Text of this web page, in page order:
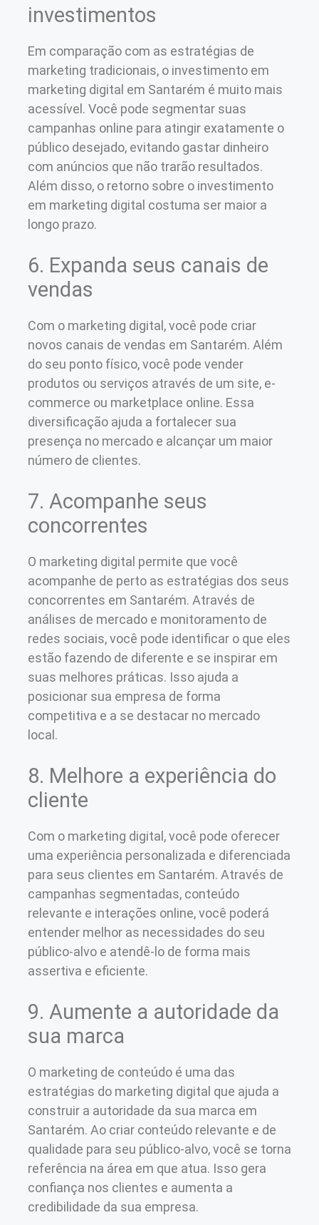
investimentos
Em comparação com as estratégias de
marketing tradicionais, o investimento em
marketing digital em Santarém é muito mais
acessível. Você pode segmentar suas
campanhas online para atingir exatamente o
público desejado, evitando gastar dinheiro
com anúncios que não trarão resultados.
Além disso, o retorno sobre o investimento
em marketing digital costuma ser maior a
longo prazo.
6. Expanda seus canais de
vendas
Com o marketing digital, você pode criar
novos canais de vendas em Santarém. Além
do seu ponto físico, você pode vender
produtos ou serviços através de um site, e-
commerce ou marketplace online. Essa
diversificação ajuda a fortalecer sua
presença no mercado e alcançar um maior
número de clientes.
7. Acompanhe seus
concorrentes
O marketing digital permite que você
acompanhe de perto as estratégias dos seus
concorrentes em Santarém. Através de
análises de mercado e monitoramento de
redes sociais, você pode identificar o que eles
estão fazendo de diferente e se inspirar em
suas melhores práticas. Isso ajuda a
posicionar sua empresa de forma
competitiva e a se destacar no mercado
local.
8. Melhore a experiência do
cliente
Com o marketing digital, você pode oferecer
uma experiência personalizada e diferenciada
para seus clientes em Santarém. Através de
campanhas segmentadas, conteúdo
relevante e interações online, você poderá
entender melhor as necessidades do seu
público-alvo e atendê-lo de forma mais
assertiva e eficiente.
9. Aumente a autoridade da
sua marca
O marketing de conteúdo é uma das
estratégias do marketing digital que ajuda a
construir a autoridade da sua marca em
Santarém. Ao criar conteúdo relevante e de
qualidade para seu público-alvo, você se torna
referência na área em que atua. Isso gera
confiança nos clientes e aumenta a
credibilidade da sua empresa.